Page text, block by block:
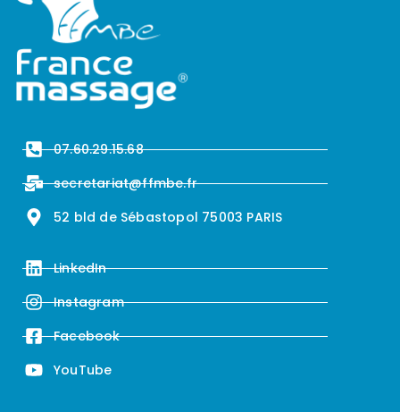
07.60.29.15.68
secretariat@ffmbe.fr
52 bld de Sébastopol 75003 PARIS
LinkedIn
Instagram
Facebook
YouTube